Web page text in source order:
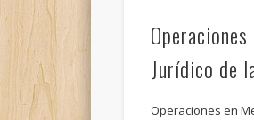
Jurídico de
Operaciones en